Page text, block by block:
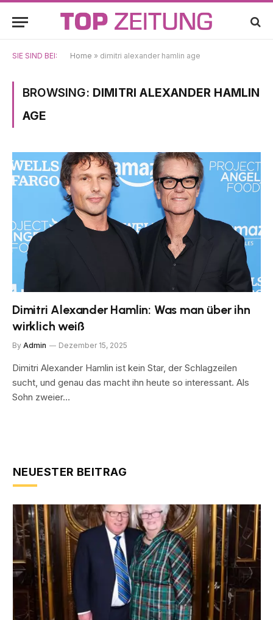
SIE SIND BEI: Home » dimitri alexander hamlin age
BROWSING: DIMITRI ALEXANDER HAMLIN
AGE
Dimitri Alexander Hamlin: Was man über ihn
wirklich weiß
By Admin Dezember 15, 2025
Dimitri Alexander Hamlin ist kein Star, der Schlagzeilen
sucht, und genau das macht ihn heute so interessant. Als
Sohn zweier…
NEUESTER BEITRAG